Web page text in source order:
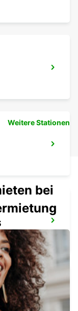
PALACE
Weitere Stationen
bei